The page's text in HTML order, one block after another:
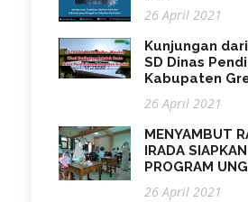
26 April 2021
Kunjungan
SD Dinas
Kabupaten
26 April 2021
MENYAMBUT
IRADA
PROGRAM
26 April 2021